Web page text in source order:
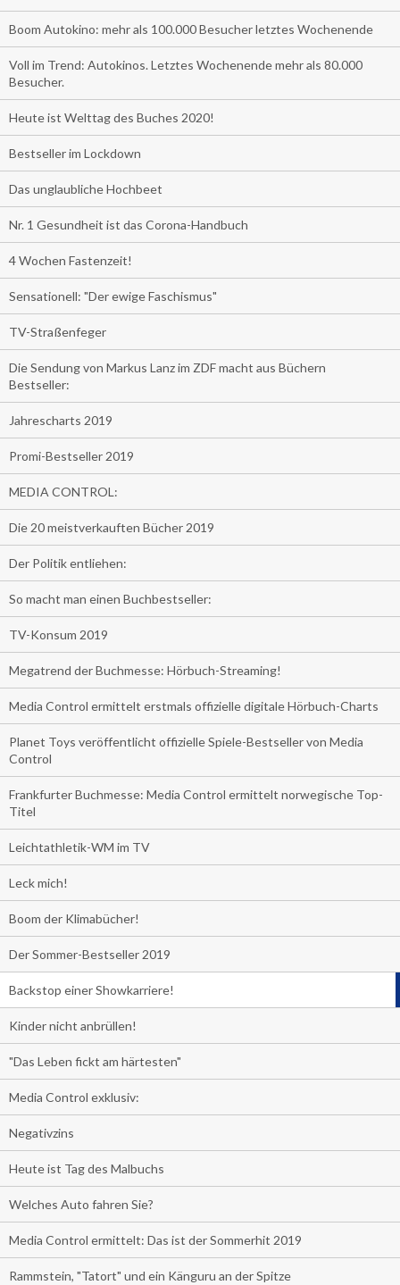
Boom Autokino: mehr als 100.000 Besucher letztes Wochenende
Voll im Trend: Autokinos. Letztes Wochenende mehr als 80.000
Besucher.
Heute ist Welttag des Buches 2020!
Bestseller im Lockdown
Das unglaubliche Hochbeet
Nr. 1 Gesundheit ist das Corona-Handbuch
4 Wochen Fastenzeit!
Sensationell: "Der ewige Faschismus"
TV-Straßenfeger
Die Sendung von Markus Lanz im ZDF macht aus Büchern
Bestseller:
Jahrescharts 2019
Promi-Bestseller 2019
MEDIA CONTROL:
Die 20 meistverkauften Bücher 2019
Der Politik entliehen:
So macht man einen Buchbestseller:
TV-Konsum 2019
Megatrend der Buchmesse: Hörbuch-Streaming!
Media Control ermittelt erstmals offizielle digitale Hörbuch-Charts
Planet Toys veröffentlicht offizielle Spiele-Bestseller von Media
Control
Frankfurter Buchmesse: Media Control ermittelt norwegische Top-
Titel
Leichtathletik-WM im TV
Leck mich!
Boom der Klimabücher!
Der Sommer-Bestseller 2019
Backstop einer Showkarriere!
Kinder nicht anbrüllen!
"Das Leben fickt am härtesten"
Media Control exklusiv:
Negativzins
Heute ist Tag des Malbuchs
Welches Auto fahren Sie?
Media Control ermittelt: Das ist der Sommerhit 2019
Rammstein, "Tatort" und ein Känguru an der Spitze